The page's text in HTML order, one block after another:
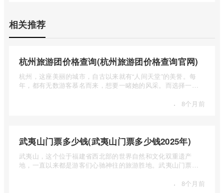
相关推荐
杭州旅游团价格查询(杭州旅游团价格查询官网)
杭州，这座美丽的城市，自古以来就有“人间天堂”的美誉。每
年，都有无数游客慕名而来，想要一睹她的风采。而选择一个
· 8个月前
武夷山门票多少钱(武夷山门票多少钱2025年)
武夷山，这个位于福建省西北部的世界自然和文化双重遗产
地，一直以来都是游客们心驰神往的旅游胜地。武夷山门票多
· 8个月前